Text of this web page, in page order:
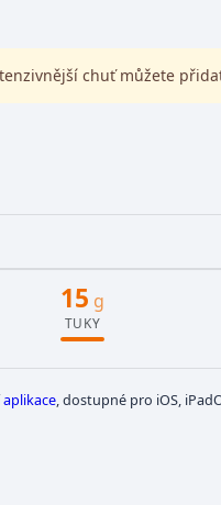
chuť můžete
15 g
TUKY
aplikace, dostupné pro iOS,